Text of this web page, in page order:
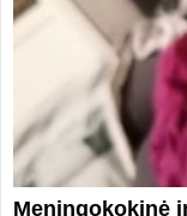
Meningokokinė